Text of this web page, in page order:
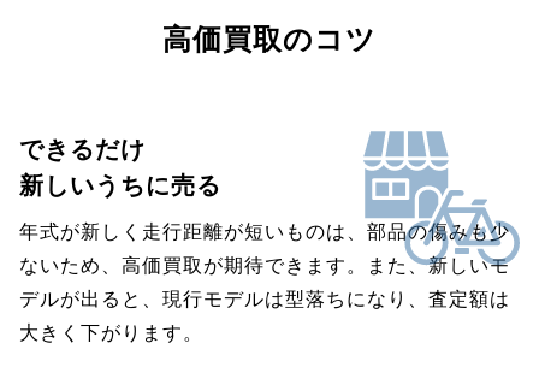
高価買取のコツ
できるだけ
新しいうちに売る
年式が新しく走行距離が短いものは、部品の傷みも少
ないため、高価買取が期待できます。また、新しいモ
デルが出ると、現行モデルは型落ちになり、査定額は
大きく下がります。